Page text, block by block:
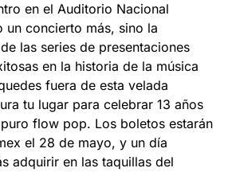
en el Auditorio Nacional
un concierto más, sino la
las series de presentaciones
en la historia de la música
fuera de esta velada
tu lugar para celebrar 13 años
flow pop. Los boletos estarán
el 28 de mayo, y un día
adquirir en las taquillas del